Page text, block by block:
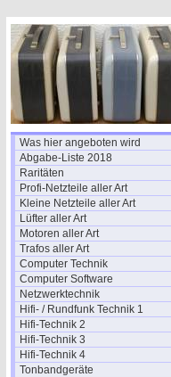
Was hier angeboten wird
Abgabe-Liste 2018
Raritäten
Profi-Netzteile aller Art
Kleine Netzteile aller Art
Lüfter aller Art
Motoren aller Art
Trafos aller Art
Computer Technik
Computer Software
Netzwerktechnik
Hifi- / Rundfunk Technik 1
Hifi-Technik 2
Hifi-Technik 3
Hifi-Technik 4
Tonbandgeräte